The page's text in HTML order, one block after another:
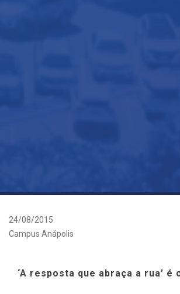
24/08/2015
Campus Anápolis
‘A resposta que abraça a rua’ é